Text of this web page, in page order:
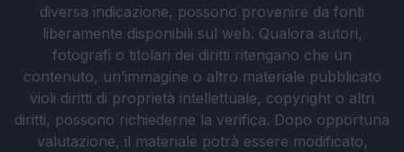
diversa indicazione, possono provenire da fonti
liberamente disponibili sul web. Qualora autori,
fotografi o titolari dei diritti ritengano che un
contenuto, un’immagine o altro materiale pubblicato
violi diritti di proprietà intellettuale, copyright o altri
diritti, possono richiederne la verifica. Dopo opportuna
valutazione, il materiale potrà essere modificato,